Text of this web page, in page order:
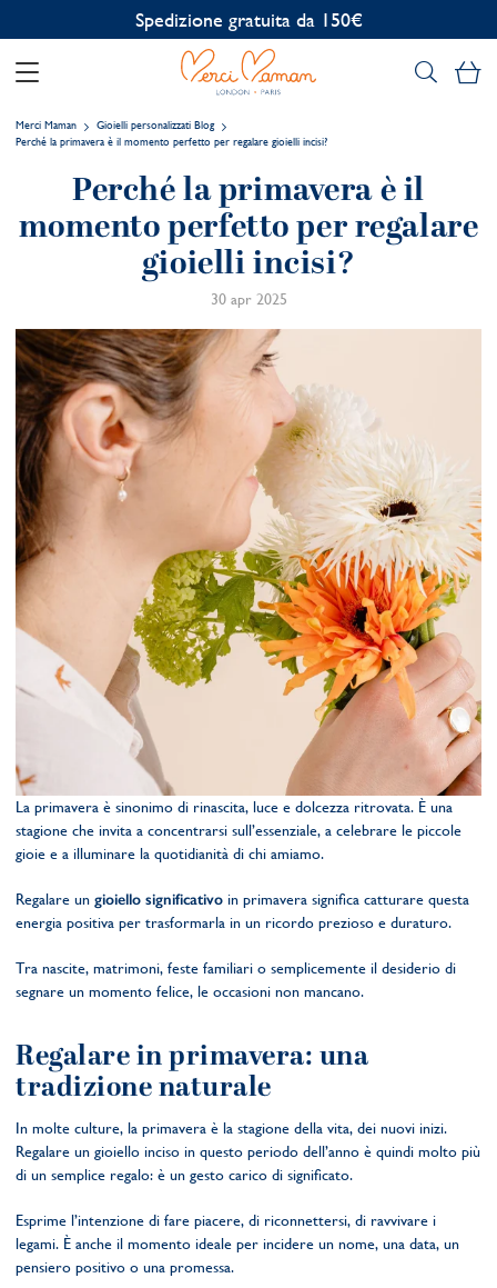
Personalizzazione gratuita
Il
Merci Maman
Gioielli personalizzati Blog
Perché la primavera è il momento perfetto per regalare gioielli incisi?
Perché la primavera è il
momento perfetto per regalare
gioielli incisi?
30 apr 2025
La primavera è sinonimo di rinascita, luce e dolcezza ritrovata. È una
stagione che invita a concentrarsi sull’essenziale, a celebrare le piccole
gioie e a illuminare la quotidianità di chi amiamo.
Regalare un gioiello significativo in primavera significa catturare questa
energia positiva per trasformarla in un ricordo prezioso e duraturo.
Tra nascite, matrimoni, feste familiari o semplicemente il desiderio di
segnare un momento felice, le occasioni non mancano.
Regalare in primavera: una
tradizione naturale
In molte culture, la primavera è la stagione della vita, dei nuovi inizi.
Regalare un gioiello inciso in questo periodo dell’anno è quindi molto più
di un semplice regalo: è un gesto carico di significato.
Esprime l’intenzione di fare piacere, di riconnettersi, di ravvivare i
legami. È anche il momento ideale per incidere un nome, una data, un
pensiero positivo o una promessa.